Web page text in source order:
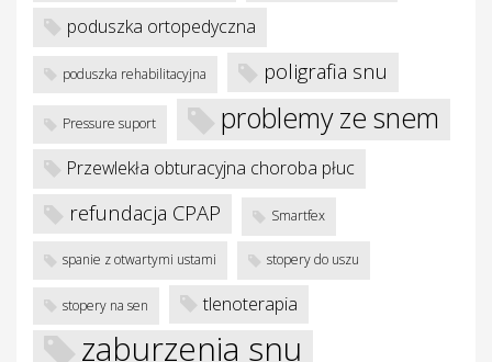
poduszka ortopedyczna
poduszka rehabilitacyjna poligrafia snu
Pressure suport problemy ze snem
Przewlekła obturacyjna choroba płuc
refundacja CPAP Smartfex
spanie z otwartymi ustami stopery do uszu
stopery na sen tlenoterapia
zaburzenia snu